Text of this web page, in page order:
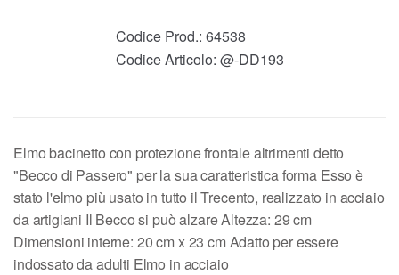
Codice Prod.: 64538
Codice Articolo: @-DD193
Elmo bacinetto con protezione frontale altrimenti detto
"Becco di Passero" per la sua caratteristica forma Esso è
stato l'elmo più usato in tutto il Trecento, realizzato in acciaio
da artigiani Il Becco si può alzare Altezza: 29 cm
Dimensioni interne: 20 cm x 23 cm Adatto per essere
indossato da adulti Elmo in acciaio